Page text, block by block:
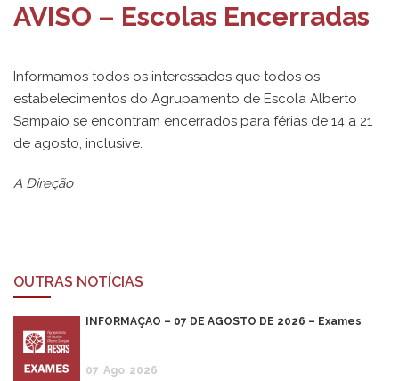
AVISO – Escolas Encerradas
Informamos todos os interessados que todos os
estabelecimentos do Agrupamento de Escola Alberto
Sampaio se encontram encerrados para férias de 14 a 21
de agosto, inclusive.
A Direção
OUTRAS NOTÍCIAS
INFORMAÇÃO – 07 DE AGOSTO DE 2026 – Exames
07 Ago 2026